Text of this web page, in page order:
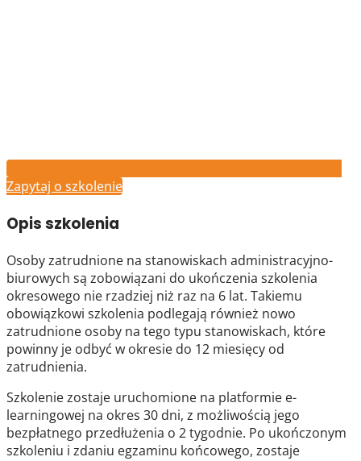
Zapytaj o szkolenie
Opis szkolenia
Osoby zatrudnione na stanowiskach administracyjno-
biurowych są zobowiązani do ukończenia szkolenia
okresowego nie rzadziej niż raz na 6 lat. Takiemu
obowiązkowi szkolenia podlegają również nowo
zatrudnione osoby na tego typu stanowiskach, które
powinny je odbyć w okresie do 12 miesięcy od
zatrudnienia.
Szkolenie zostaje uruchomione na platformie e-
learningowej na okres 30 dni, z możliwością jego
bezpłatnego przedłużenia o 2 tygodnie. Po ukończonym
szkoleniu i zdaniu egzaminu końcowego, zostaje